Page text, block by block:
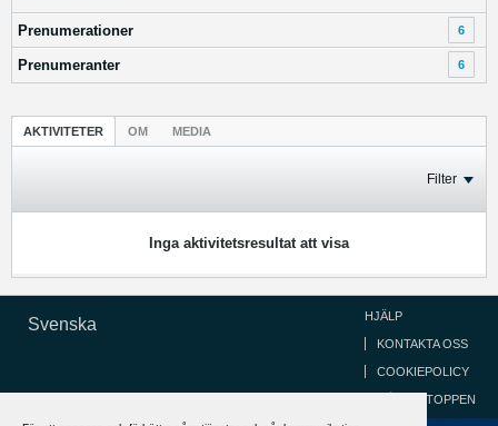
Prenumerationer 6
Prenumeranter 6
AKTIVITETER OM MEDIA
Filter
Inga aktivitetsresultat att visa
Svenska HJÄLP
KONTAKTA OSS
COOKIEPOLICY
GÅ TILL TOPPEN